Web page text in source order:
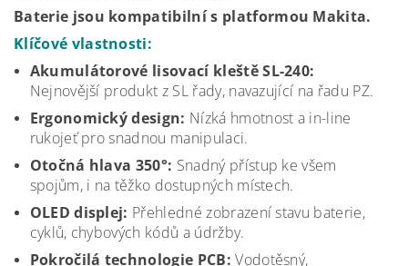
Baterie jsou kompatibilní s platformou Makita.
Klíčové vlastnosti:
Akumulátorové lisovací kleště SL-240:
Nejnovější produkt z SL řady, navazující na řadu PZ.
Ergonomický design: Nízká hmotnost a in-line
rukojeť pro snadnou manipulaci.
Otočná hlava 350°: Snadný přístup ke všem
spojům, i na těžko dostupných místech.
OLED displej: Přehledné zobrazení stavu baterie,
cyklů, chybových kódů a údržby.
Pokročilá technologie PCB: Vodotěsný,